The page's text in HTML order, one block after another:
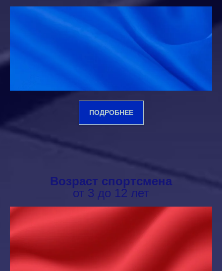
ПОДРОБНЕЕ
Возраст спортсмена
от 3 до 12 лет